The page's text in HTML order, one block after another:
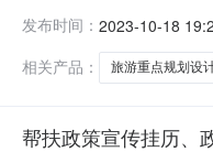
发布时间： 2023-10-18
相关产品：
旅游重点规划设
帮扶政策宣传挂历、